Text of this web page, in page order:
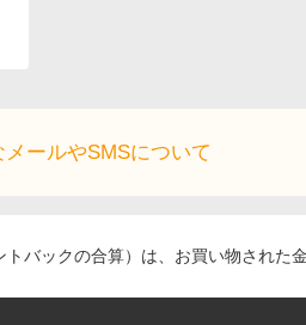
メールやSMSについて
バックの合算）は、お買い物され